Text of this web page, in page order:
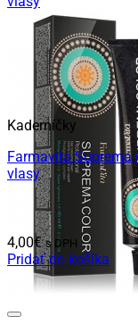
Kaderníčky
Farmavita
vlasy
4,00€ s DPH
Pridať do košíka